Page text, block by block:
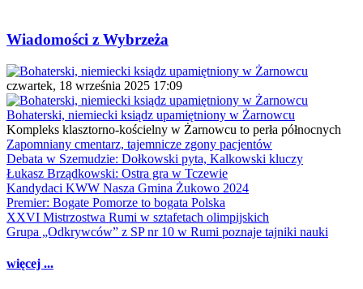
Wiadomości z Wybrzeża
czwartek, 18 września 2025 17:09
Bohaterski, niemiecki ksiądz upamiętniony w Żarnowcu
Kompleks klasztorno-kościelny w Żarnowcu to perła północnych
Zapomniany cmentarz, tajemnicze zgony pacjentów
Debata w Szemudzie: Dołkowski pyta, Kalkowski kluczy
Łukasz Brządkowski: Ostra gra w Tczewie
Kandydaci KWW Nasza Gmina Żukowo 2024
Premier: Bogate Pomorze to bogata Polska
XXVI Mistrzostwa Rumi w sztafetach olimpijskich
Grupa „Odkrywców” z SP nr 10 w Rumi poznaje tajniki nauki
więcej ...